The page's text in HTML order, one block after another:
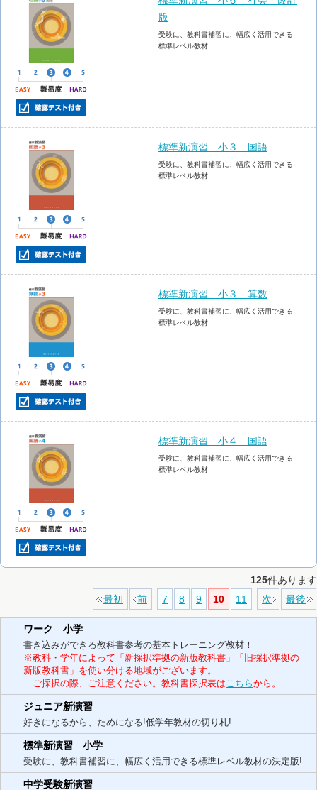
版
受験に、教科書補習に、幅広く活用できる
標準レベル教材
標準新演習 小３ 国語
受験に、教科書補習に、幅広く活用できる
標準レベル教材
標準新演習 小３ 算数
受験に、教科書補習に、幅広く活用できる
標準レベル教材
標準新演習 小４ 国語
受験に、教科書補習に、幅広く活用できる
標準レベル教材
125件あります
最初
前 7 8 9 10 11 次 最後
ワーク 小学
書き込みができる教科書参考の基本トレーニング教材！
※教科・学年によって「新採択準拠の新版教科書」「旧採択準拠の
新版教科書」を使い分ける地域がございます。
ご採択の際、ご注意ください。教科書採択表はこちらから。
ジュニア新演習
好きになるから、ためになる!低学年教材の切り札!
標準新演習 小学
受験に、教科書補習に、幅広く活用できる標準レベル教材の決定版!
中学受験新演習